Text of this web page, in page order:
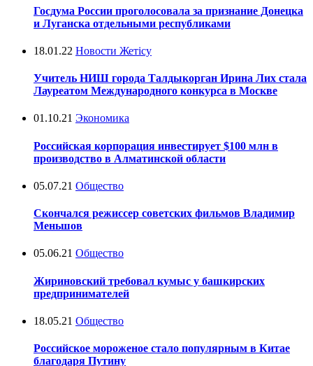
Госдума России проголосовала за признание Донецка
и Луганска отдельными республиками
18.01.22 Новости Жетісу
Учитель НИШ города Талдыкорган Ирина Лих стала
Лауреатом Международного конкурса в Москве
01.10.21 Экономика
Российская корпорация инвестирует $100 млн в
производство в Алматинской области
05.07.21 Общество
Скончался режиссер советских фильмов Владимир
Меньшов
05.06.21 Общество
Жириновский требовал кумыс у башкирских
предпринимателей
18.05.21 Общество
Российское мороженое стало популярным в Китае
благодаря Путину